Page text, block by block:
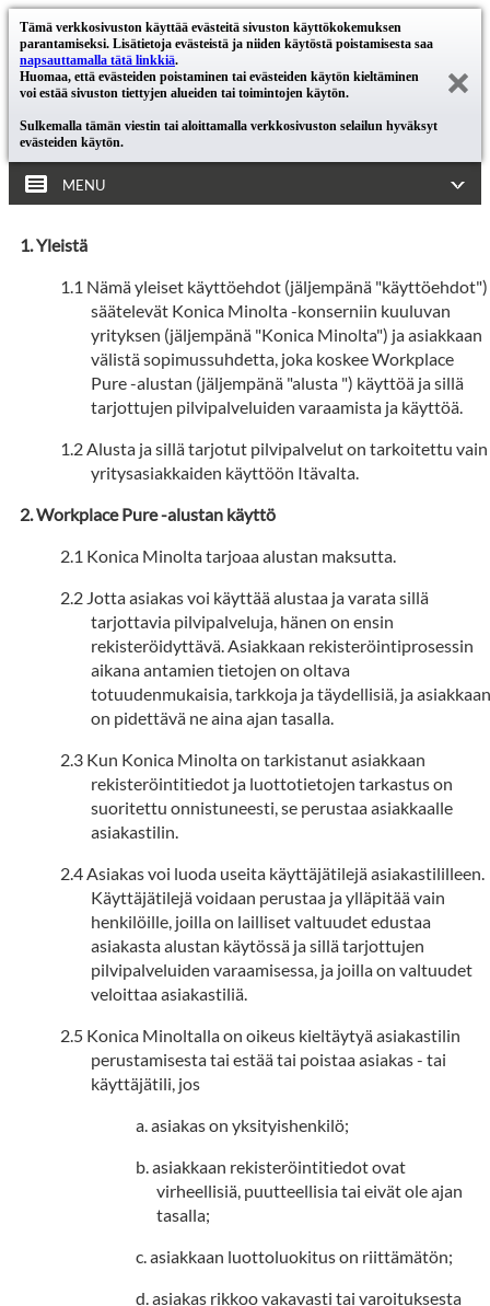
Tämä verkkosivuston käyttää evästeitä sivuston käyttökokemuksen
parantamiseksi. Lisätietoja evästeistä ja niiden käytöstä poistamisesta saa
napsauttamalla tätä linkkiä.
Huomaa, että evästeiden poistaminen tai evästeiden käytön kieltäminen
voi estää sivuston tiettyjen alueiden tai toimintojen käytön.
Sulkemalla tämän viestin tai aloittamalla verkkosivuston selailun hyväksyt
evästeiden käytön.
MENU
Yleistä
Nämä yleiset käyttöehdot (jäljempänä "käyttöehdot")
säätelevät Konica Minolta -konserniin kuuluvan
yrityksen (jäljempänä "Konica Minolta") ja asiakkaan
välistä sopimussuhdetta, joka koskee Workplace
Pure -alustan (jäljempänä "alusta ") käyttöä ja sillä
tarjottujen pilvipalveluiden varaamista ja käyttöä.
Alusta ja sillä tarjotut pilvipalvelut on tarkoitettu vain
yritysasiakkaiden käyttöön Itävalta.
Workplace Pure -alustan käyttö
Konica Minolta tarjoaa alustan maksutta.
Jotta asiakas voi käyttää alustaa ja varata sillä
tarjottavia pilvipalveluja, hänen on ensin
rekisteröidyttävä. Asiakkaan rekisteröintiprosessin
aikana antamien tietojen on oltava
totuudenmukaisia, tarkkoja ja täydellisiä, ja asiakkaan
on pidettävä ne aina ajan tasalla.
Kun Konica Minolta on tarkistanut asiakkaan
rekisteröintitiedot ja luottotietojen tarkastus on
suoritettu onnistuneesti, se perustaa asiakkaalle
asiakastilin.
Asiakas voi luoda useita käyttäjätilejä asiakastililleen.
Käyttäjätilejä voidaan perustaa ja ylläpitää vain
henkilöille, joilla on lailliset valtuudet edustaa
asiakasta alustan käytössä ja sillä tarjottujen
pilvipalveluiden varaamisessa, ja joilla on valtuudet
veloittaa asiakastiliä.
Konica Minoltalla on oikeus kieltäytyä asiakastilin
perustamisesta tai estää tai poistaa asiakas - tai
käyttäjätili, jos
asiakas on yksityishenkilö;
asiakkaan rekisteröintitiedot ovat
virheellisiä, puutteellisia tai eivät ole ajan
tasalla;
asiakkaan luottoluokitus on riittämätön;
asiakas rikkoo vakavasti tai varoituksesta